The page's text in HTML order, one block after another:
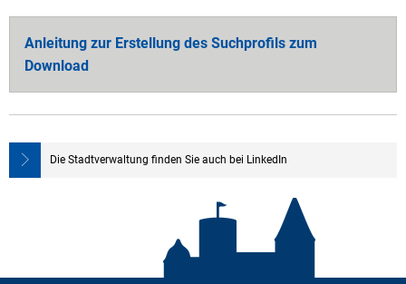
Anleitung zur Erstellung des Suchprofils zum
Download
Die Stadtverwaltung finden Sie auch bei LinkedIn